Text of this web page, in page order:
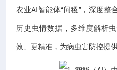
农业AI智能体“问稷”，深度整
历史虫情数据，多维度解析
效、更精准，为病虫害防控提